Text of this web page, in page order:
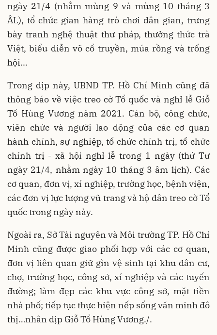
ngày 21/4 (nhằm mùng 9 và mùng 10 tháng 3
ÂL), tổ chức gian hàng trò chơi dân gian, trưng
bày tranh nghệ thuật thư pháp, thưởng thức trà
Việt, biểu diễn võ cổ truyền, múa rồng và trống
hội...
Trong dịp này, UBND TP. Hồ Chí Minh cũng đã
thông báo về việc treo cờ Tổ quốc và nghỉ lễ Giỗ
Tổ Hùng Vương năm 2021. Cán bộ, công chức,
viên chức và người lao động của các cơ quan
hành chính, sự nghiệp, tổ chức chính trị, tổ chức
chính trị - xã hội nghỉ lễ trong 1 ngày (thứ Tư
ngày 21/4, nhằm ngày 10 tháng 3 âm lịch). Các
cơ quan, đơn vị, xí nghiệp, trường học, bệnh viện,
các đơn vị lực lượng vũ trang và hộ dân treo cờ Tổ
quốc trong ngày này.
Ngoài ra, Sở Tài nguyên và Môi trường TP. Hồ Chí
Minh cũng được giao phối hợp với các cơ quan,
đơn vị liên quan giữ gìn vệ sinh tại khu dân cư,
chợ, trường học, công sở, xí nghiệp và các tuyến
đường; làm đẹp các khu vực công sở, mặt tiền
nhà phố; tiếp tục thực hiện nếp sống văn minh đô
thị…nhân dịp Giỗ Tổ Hùng Vương./.